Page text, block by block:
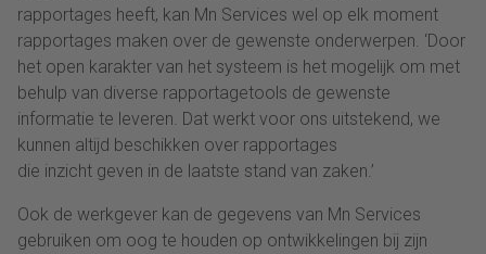
rapportages heeft, kan Mn Services wel op elk moment
rapportages maken over de gewenste onderwerpen. ‘Door
het open karakter van het systeem is het mogelijk om met
behulp van diverse rapportagetools de gewenste
informatie te leveren. Dat werkt voor ons uitstekend, we
kunnen altijd beschikken over rapportages
die inzicht geven in de laatste stand van zaken.’
Ook de werkgever kan de gegevens van Mn Services
gebruiken om oog te houden op ontwikkelingen bij zijn